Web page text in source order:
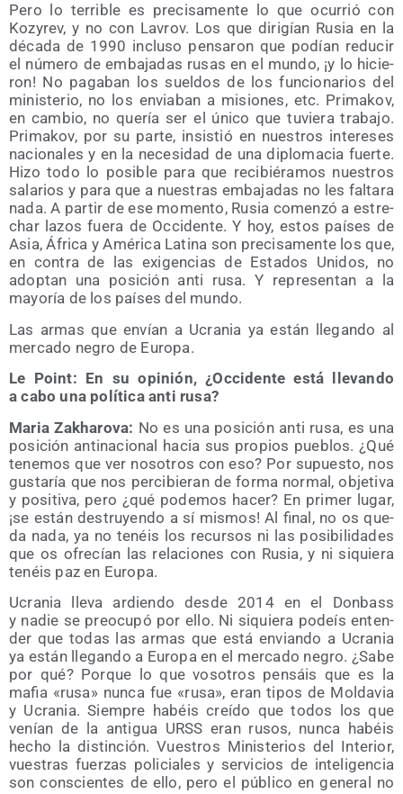
Pero lo terri­ble es pre­ci­sa­men­te lo que ocu­rrió con
Kozy­rev, y no con Lavrov. Los que diri­gían Rusia en la
déca­da de 1990 inclu­so pen­sa­ron que podían redu­cir
el núme­ro de emba­ja­das rusas en el mun­do, ¡y lo hicie­
ron! No paga­ban los suel­dos de los fun­cio­na­rios del
minis­te­rio, no los envia­ban a misio­nes, etc. Pri­ma­kov,
en cam­bio, no que­ría ser el úni­co que tuvie­ra tra­ba­jo.
Pri­ma­kov, por su par­te, insis­tió en nues­tros intere­ses
nacio­na­les y en la nece­si­dad de una diplo­ma­cia fuer­te.
Hizo todo lo posi­ble para que reci­bié­ra­mos nues­tros
sala­rios y para que a nues­tras emba­ja­das no les fal­ta­ra
nada. A par­tir de ese momen­to, Rusia comen­zó a estre­
char lazos fue­ra de Occi­den­te. Y hoy, estos paí­ses de
Asia, Áfri­ca y Amé­ri­ca Lati­na son pre­ci­sa­men­te los que,
en con­tra de las exi­gen­cias de Esta­dos Uni­dos, no
adop­tan una posi­ción anti rusa. Y repre­sen­tan a la
mayo­ría de los paí­ses del mundo.
Las armas que envían a Ucra­nia ya están lle­gan­do al
mer­ca­do negro de Europa.
Le Point: En su opi­nión, ¿Occi­den­te está lle­van­do
a cabo una polí­ti­ca anti rusa?
Maria Zakha­ro­va: No es una posi­ción anti rusa, es una
posi­ción anti­na­cio­nal hacia sus pro­pios pue­blos. ¿Qué
tene­mos que ver noso­tros con eso? Por supues­to, nos
gus­ta­ría que nos per­ci­bie­ran de for­ma nor­mal, obje­ti­va
y posi­ti­va, pero ¿qué pode­mos hacer? En pri­mer lugar,
¡se están des­tru­yen­do a sí mis­mos! Al final, no os que­
da nada, ya no tenéis los recur­sos ni las posi­bi­li­da­des
que os ofre­cían las rela­cio­nes con Rusia, y ni siquie­ra
tenéis paz en Europa.
Ucra­nia lle­va ardien­do des­de 2014 en el Don­bass
y nadie se preo­cu­pó por ello. Ni siquie­ra podeís enten­
der que todas las armas que está envian­do a Ucra­nia
ya están lle­gan­do a Euro­pa en el mer­ca­do negro. ¿Sabe
por qué? Por­que lo que voso­tros pen­sáis que es la
mafia «rusa» nun­ca fue «rusa», eran tipos de Mol­da­via
y Ucra­nia. Siem­pre habéis creí­do que todos los que
venían de la anti­gua URSS eran rusos, nun­ca habéis
hecho la dis­tin­ción. Vues­tros Minis­te­rios del Inte­rior,
vues­tras fuer­zas poli­cia­les y ser­vi­cios de inte­li­gen­cia
son cons­cien­tes de ello, pero el públi­co en gene­ral no